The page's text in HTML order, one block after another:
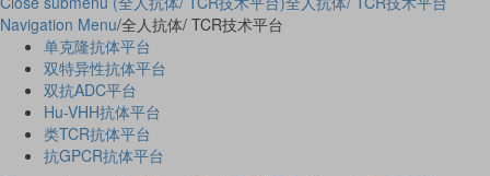
Navigation Menu/全人抗体/ TCR技术平台
单克隆抗体平台
双特异性抗体平台
双抗ADC平台
Hu-VHH抗体平台
类TCR抗体平台
抗GPCR抗体平台